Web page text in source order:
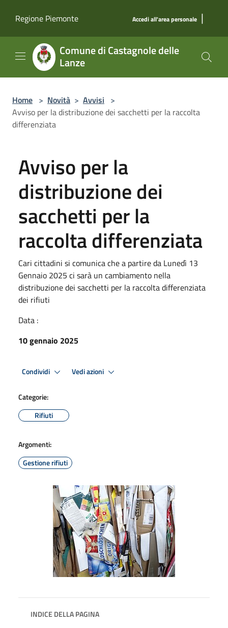
Regione Piemonte
Accedi all'area personale |
Comune di Castagnole delle
Lanze
Home > Novità > Avvisi >
Avviso per la distribuzione dei sacchetti per la raccolta
differenziata
Avviso per la
distribuzione dei
sacchetti per la
raccolta differenziata
Cari cittadini si comunica che a partire da Lunedì 13
Gennaio 2025 ci sarà un cambiamento nella
distribuzione dei sacchetti per la raccolta differenziata
dei rifiuti
Data :
10 gennaio 2025
Condividi Vedi azioni
Categorie:
Rifiuti
Argomenti:
Gestione rifiuti
INDICE DELLA PAGINA